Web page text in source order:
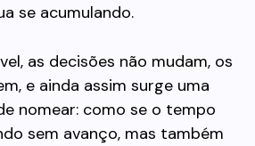
se acumulando.
as decisões não mudam, os
e ainda assim surge uma
nomear: como se o tempo
sem avanço, mas também